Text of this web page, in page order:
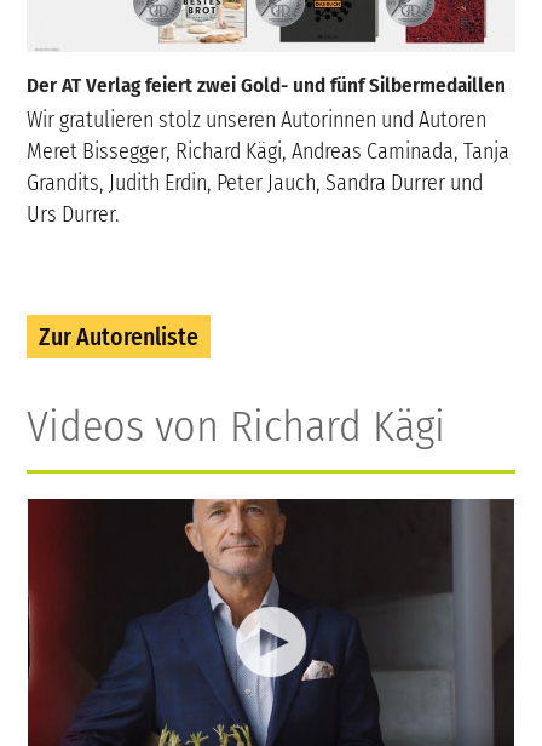
Der AT Verlag feiert zwei Gold- und fünf Silbermedaillen
Wir gratulieren stolz unseren Autorinnen und Autoren
Meret Bissegger, Richard Kägi, Andreas Caminada, Tanja
Grandits, Judith Erdin, Peter Jauch, Sandra Durrer und
Urs Durrer.
Zur Autorenliste
Videos von Richard Kägi